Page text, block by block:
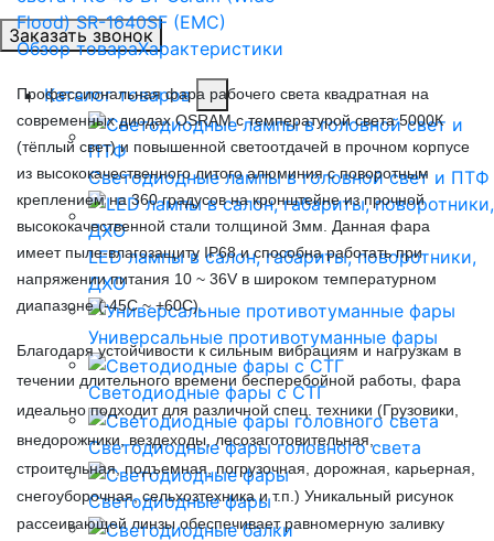
Заказать звонок
Каталог товаров
Светодиодные лампы в головной свет и ПТФ
LED лампы в салон, габариты, поворотники,
ДХО
Универсальные противотуманные фары
Светодиодные фары с СТГ
Светодиодные фары головного света
Светодиодные фары
Обзор товараХарактеристики
Профессиональная фара рабочего света квадратная на
современных диодах OSRAM с температурой света 5000К
(тёплый свет) и повышенной светоотдачей в прочном корпусе
из высококачественного литого алюминия c поворотным
креплением на 360 градусов на кронштейне из прочной
высококачественной стали толщиной 3мм. Данная фара
имеет пыле-влагозащиту IP68 и способна работать при
напряжении питания 10 ~ 36V в широком температурном
диапазоне (-45C ~ +60C).
Благодаря устойчивости к сильным вибрациям и нагрузкам в
течении длительного времени бесперебойной работы, фара
идеально подходит для различной спец. техники (Грузовики,
внедорожники, вездеходы, лесозаготовительная,
строительная, подъемная, погрузочная, дорожная, карьерная,
снегоуборочная, сельхозтехника и т.п.) Уникальный рисунок
рассеивающей линзы обеспечивает равномерную заливку